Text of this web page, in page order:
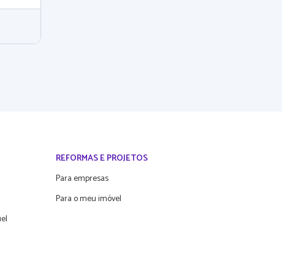
REFORMAS E PROJETOS
Para empresas
Para o meu imóvel